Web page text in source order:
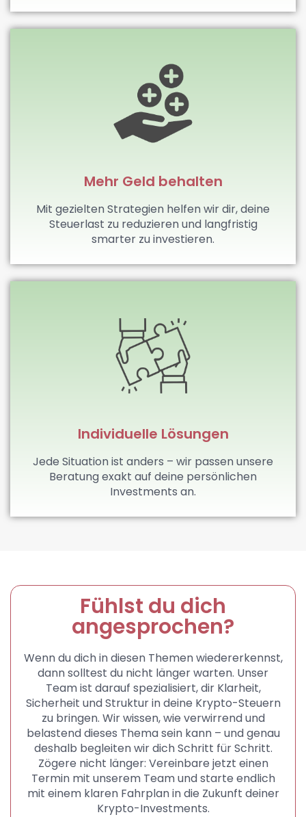
Mehr Geld behalten
Mit gezielten Strategien helfen wir dir, deine
Steuerlast zu reduzieren und langfristig
smarter zu investieren.
Individuelle Lösungen
Jede Situation ist anders – wir passen unsere
Beratung exakt auf deine persönlichen
Investments an.
Fühlst du dich
angesprochen?
Wenn du dich in diesen Themen wiedererkennst,
dann solltest du nicht länger warten. Unser
Team ist darauf spezialisiert, dir Klarheit,
Sicherheit und Struktur in deine Krypto-Steuern
zu bringen. Wir wissen, wie verwirrend und
belastend dieses Thema sein kann – und genau
deshalb begleiten wir dich Schritt für Schritt.
Zögere nicht länger: Vereinbare jetzt einen
Termin mit unserem Team und starte endlich
mit einem klaren Fahrplan in die Zukunft deiner
Krypto-Investments.